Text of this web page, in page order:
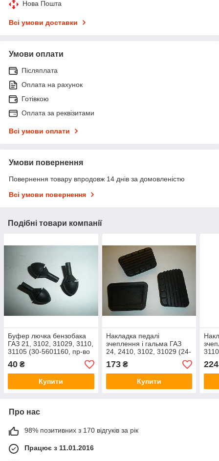
Нова Пошта
Всі умови доставки
Умови оплати
Післяплата
Оплата на рахунок
Готівкою
Оплата за реквізитами
Всі умови оплати
Умови повернення
Повернення товару впродовж 14 днів за домовленістю
Всі умови повернення
Подібні товари компанії
Буфер лючка бензобака
ГАЗ 21, 3102, 31029, 3110,
31105 (30-5601160, пр-во
ЯРТИ)
40 ₴
Купити
Накладка педалі
зчеплення і гальма ГАЗ
24, 2410, 3102, 31029 (24-
3504048, вир-во
Балаково)
173₴
Купити
во
224
Про нас
98% позитивних з 170 відгуків за рік
Працює з 11.01.2016